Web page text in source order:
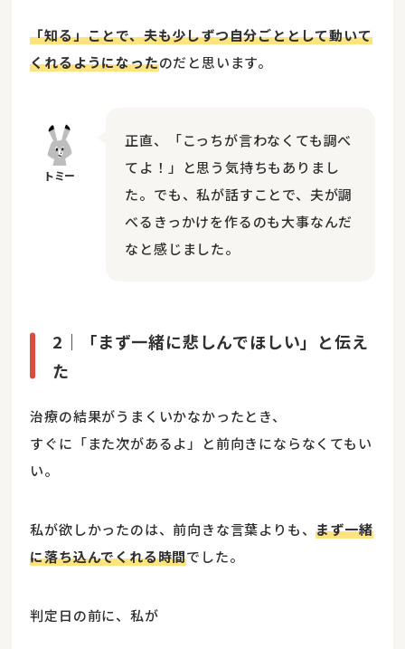
「知る」ことで、夫も少しずつ自分ごととして動いて
くれるようになったのだと思います。
正直、「こっちが言わなくても調べ
てよ！」と思う気持ちもありまし
た。でも、私が話すことで、夫が調
べるきっかけを作るのも大事なんだ
なと感じました。
2｜「まず一緒に悲しんでほしい」と伝え
た
治療の結果がうまくいかなかったとき、
すぐに「また次があるよ」と前向きにならなくてもい
い。
私が欲しかったのは、前向きな言葉よりも、まず一緒
に落ち込んでくれる時間でした。
判定日の前に、私が